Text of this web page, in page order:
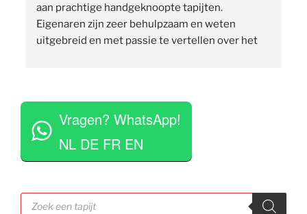
aan prachtige handgeknoopte tapijten.
Eigenaren zijn zeer behulpzaam en weten
uitgebreid en met passie te vertellen over het
tapijten voor je uit te rollen. Tegelijkertijd niet
opdringerig en geven je rustig de tijd om je
eigen keuze te maken. Tevens erg competitieve
prijzen. Al met al een zeer positieve ervaring en
Vragen? WhatsApp!
NL DE FR EN
Producten
zoeken